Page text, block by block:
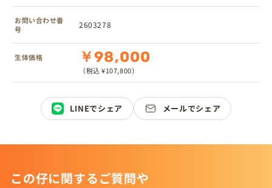
お問い合わせ番
号
2603278
生体価格 ￥98,000
（税込 ¥107,800）
LINEでシェア メールでシェア
この仔に関するご質問や